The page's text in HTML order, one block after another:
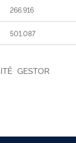
266.916
501.087
GESTOR